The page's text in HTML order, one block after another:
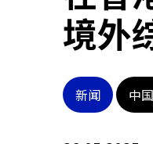
新闻
业务
在港
境外
新闻 中